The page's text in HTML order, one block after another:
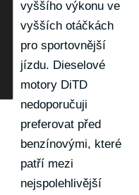
vyššího výkonu ve
vyšších otáčkách
pro sportovnější
jízdu. Dieselové
motory DiTD
nedoporučuji
preferovat před
benzínovými, které
patří mezi
nejspolehlivější